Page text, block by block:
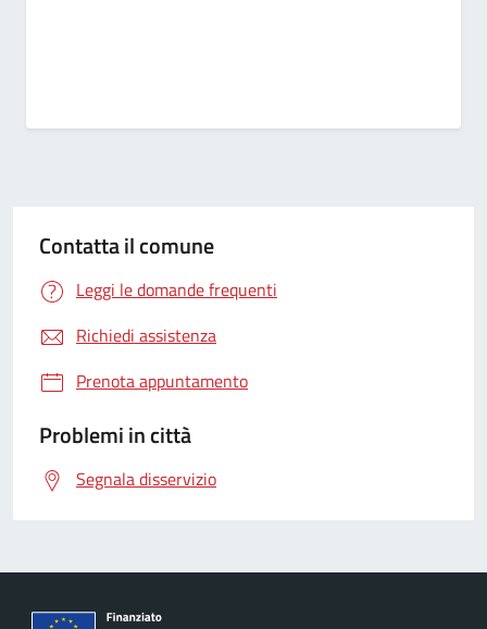
Contatta il comune
Leggi le domande frequenti
Richiedi assistenza
Prenota appuntamento
Problemi in città
Segnala disservizio